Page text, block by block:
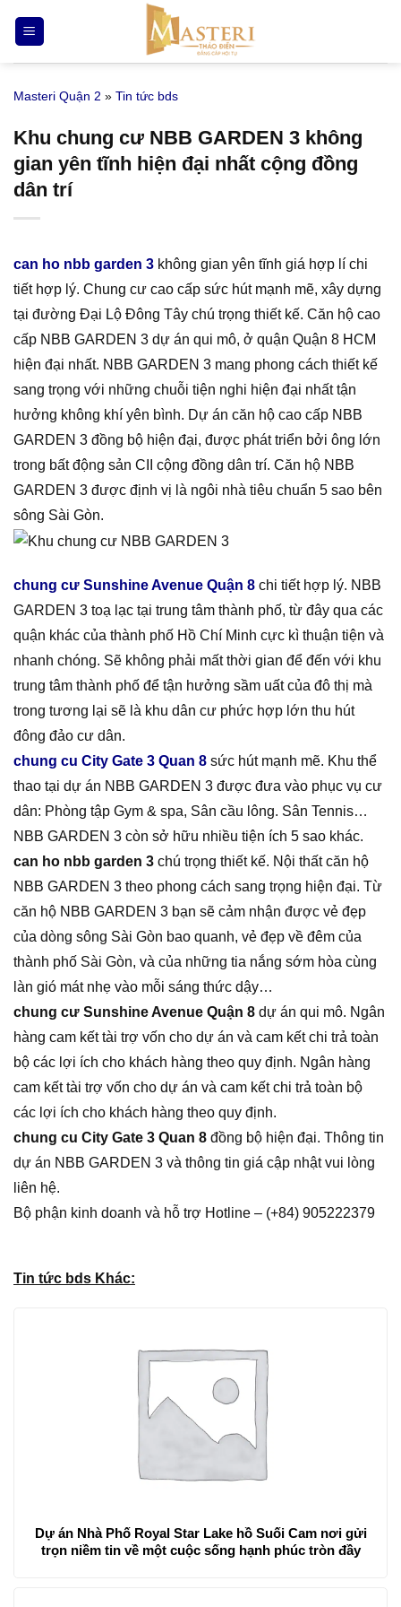
qua
nội
Masteri Quận 2 » Tin tức bds
Khu chung cư NBB GARDEN 3 không
gian yên tĩnh hiện đại nhất cộng đồng
dân trí
can ho nbb garden 3 không gian yên tĩnh giá hợp lí chi
tiết hợp lý. Chung cư cao cấp sức hút mạnh mẽ, xây dựng
tại đường Đại Lộ Đông Tây chú trọng thiết kế. Căn hộ cao
cấp NBB GARDEN 3 dự án qui mô, ở quận Quận 8 HCM
hiện đại nhất. NBB GARDEN 3 mang phong cách thiết kế
sang trọng với những chuỗi tiện nghi hiện đại nhất tận
hưởng không khí yên bình. Dự án căn hộ cao cấp NBB
GARDEN 3 đồng bộ hiện đại, được phát triển bởi ông lớn
trong bất động sản CII cộng đồng dân trí. Căn hộ NBB
GARDEN 3 được định vị là ngôi nhà tiêu chuẩn 5 sao bên
sông Sài Gòn.
chung cư Sunshine Avenue Quận 8 chi tiết hợp lý. NBB
GARDEN 3 toạ lạc tại trung tâm thành phố, từ đây qua các
quận khác của thành phố Hồ Chí Minh cực kì thuận tiện và
nhanh chóng. Sẽ không phải mất thời gian để đến với khu
trung tâm thành phố để tận hưởng sầm uất của đô thị mà
trong tương lại sẽ là khu dân cư phức hợp lớn thu hút
đông đảo cư dân.
chung cu City Gate 3 Quan 8 sức hút mạnh mẽ. Khu thể
thao tại dự án NBB GARDEN 3 được đưa vào phục vụ cư
dân: Phòng tập Gym & spa, Sân cầu lông. Sân Tennis…
NBB GARDEN 3 còn sở hữu nhiều tiện ích 5 sao khác.
can ho nbb garden 3 chú trọng thiết kế. Nội thất căn hộ
NBB GARDEN 3 theo phong cách sang trọng hiện đại. Từ
căn hộ NBB GARDEN 3 bạn sẽ cảm nhận được vẻ đẹp
của dòng sông Sài Gòn bao quanh, vẻ đẹp về đêm của
thành phố Sài Gòn, và của những tia nắng sớm hòa cùng
làn gió mát nhẹ vào mỗi sáng thức dậy…
chung cư Sunshine Avenue Quận 8 dự án qui mô. Ngân
hàng cam kết tài trợ vốn cho dự án và cam kết chi trả toàn
bộ các lợi ích cho khách hàng theo quy định. Ngân hàng
cam kết tài trợ vốn cho dự án và cam kết chi trả toàn bộ
các lợi ích cho khách hàng theo quy định.
chung cu City Gate 3 Quan 8 đồng bộ hiện đại. Thông tin
dự án NBB GARDEN 3 và thông tin giá cập nhật vui lòng
liên hệ.
Bộ phận kinh doanh và hỗ trợ Hotline – (+84) 905222379
Tin tức bds Khác:
Dự án Nhà Phố Royal Star Lake hồ Suối Cam nơi gửi
trọn niềm tin về một cuộc sống hạnh phúc tròn đầy